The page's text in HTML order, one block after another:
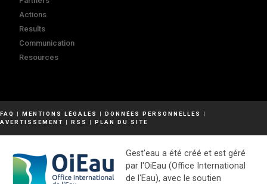
Actions
Results
Communication
Resources
FAQ | MENTIONS LÉGALES | DONNÉES PERSONNELLES
|
AVERTISSEMENT | RSS | PLAN DU SITE
Gest'eau a été créé et est géré
par l'OiEau (Office International
de l'Eau), avec le soutien